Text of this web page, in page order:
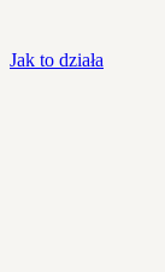
Jak to działa